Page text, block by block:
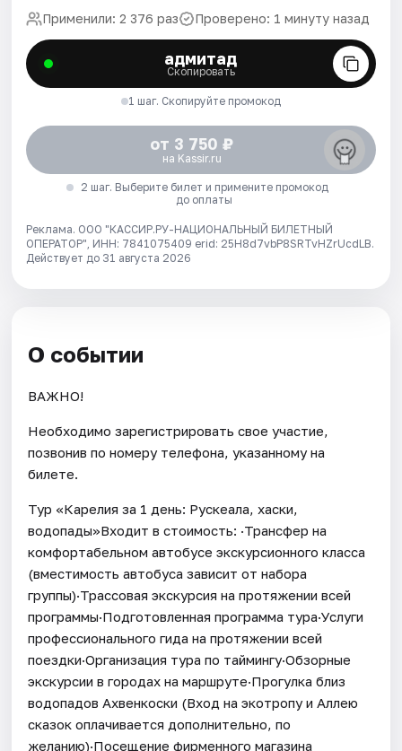
Применили: 2 376 раз Проверено: 1 минуту назад
адмитад
Скопировать
1 шаг. Скопируйте промокод
от 3 750 ₽
на Kassir.ru
2 шаг. Выберите билет и примените промокод
до оплаты
Реклама. ООО "КАССИР.РУ-НАЦИОНАЛЬНЫЙ БИЛЕТНЫЙ
ОПЕРАТОР", ИНН: 7841075409 erid: 25H8d7vbP8SRTvHZrUcdLB.
Действует до 31 августа 2026
О событии
ВАЖНО!
Необходимо зарегистрировать свое участие,
позвонив по номеру телефона, указанному на
билете.
Тур «Карелия за 1 день: Рускеала, хаски,
водопады»Входит в стоимость: ·Трансфер на
комфортабельном автобусе экскурсионного класса
(вместимость автобуса зависит от набора
группы)·Трассовая экскурсия на протяжении всей
программы·Подготовленная программа тура·Услуги
профессионального гида на протяжении всей
поездки·Организация тура по таймингу·Обзорные
экскурсии в городах на маршруте·Прогулка близ
водопадов Ахвенкоски (Вход на экотропу и Аллею
сказок оплачивается дополнительно, по
желанию)·Посещение фирменного магазина